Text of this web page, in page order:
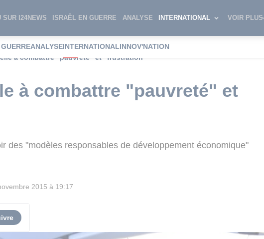
SUR I24NEWS ISRAËL EN GUERRE ANALYSE INTERNATIONAL VOIR PLUS
ANALYSEINTERNATIONALINNOV'NATION
à combattre "pauvreté" et "frustration"
à combattre "pauvreté" et
des "modèles responsables de développement économique"
2015 à 19:17